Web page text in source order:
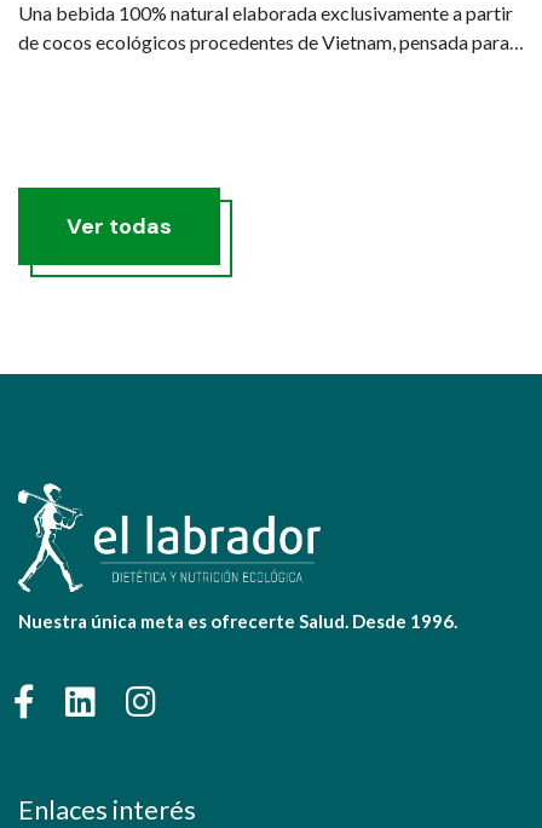
Una bebida 100% natural elaborada exclusivamente a partir
de cocos ecológicos procedentes de Vietnam, pensada para
Ver todas
Nuestra única meta es ofrecerte Salud. Desde 1996.
Enlaces interés